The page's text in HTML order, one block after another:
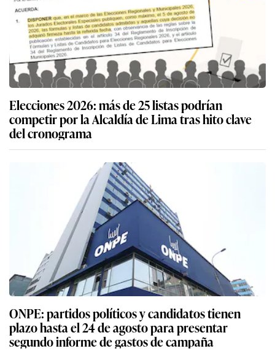
Elecciones 2026: más de 25 listas podrían
competir por la Alcaldía de Lima tras hito clave
del cronograma
ONPE: partidos políticos y candidatos tienen
plazo hasta el 24 de agosto para presentar
segundo informe de gastos de campaña